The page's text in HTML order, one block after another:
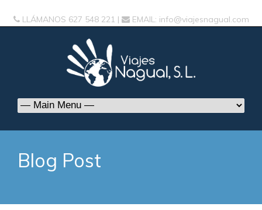
LLÁMANOS 627 548 221 | EMAIL: info@viajesnagual.com
Blog Post